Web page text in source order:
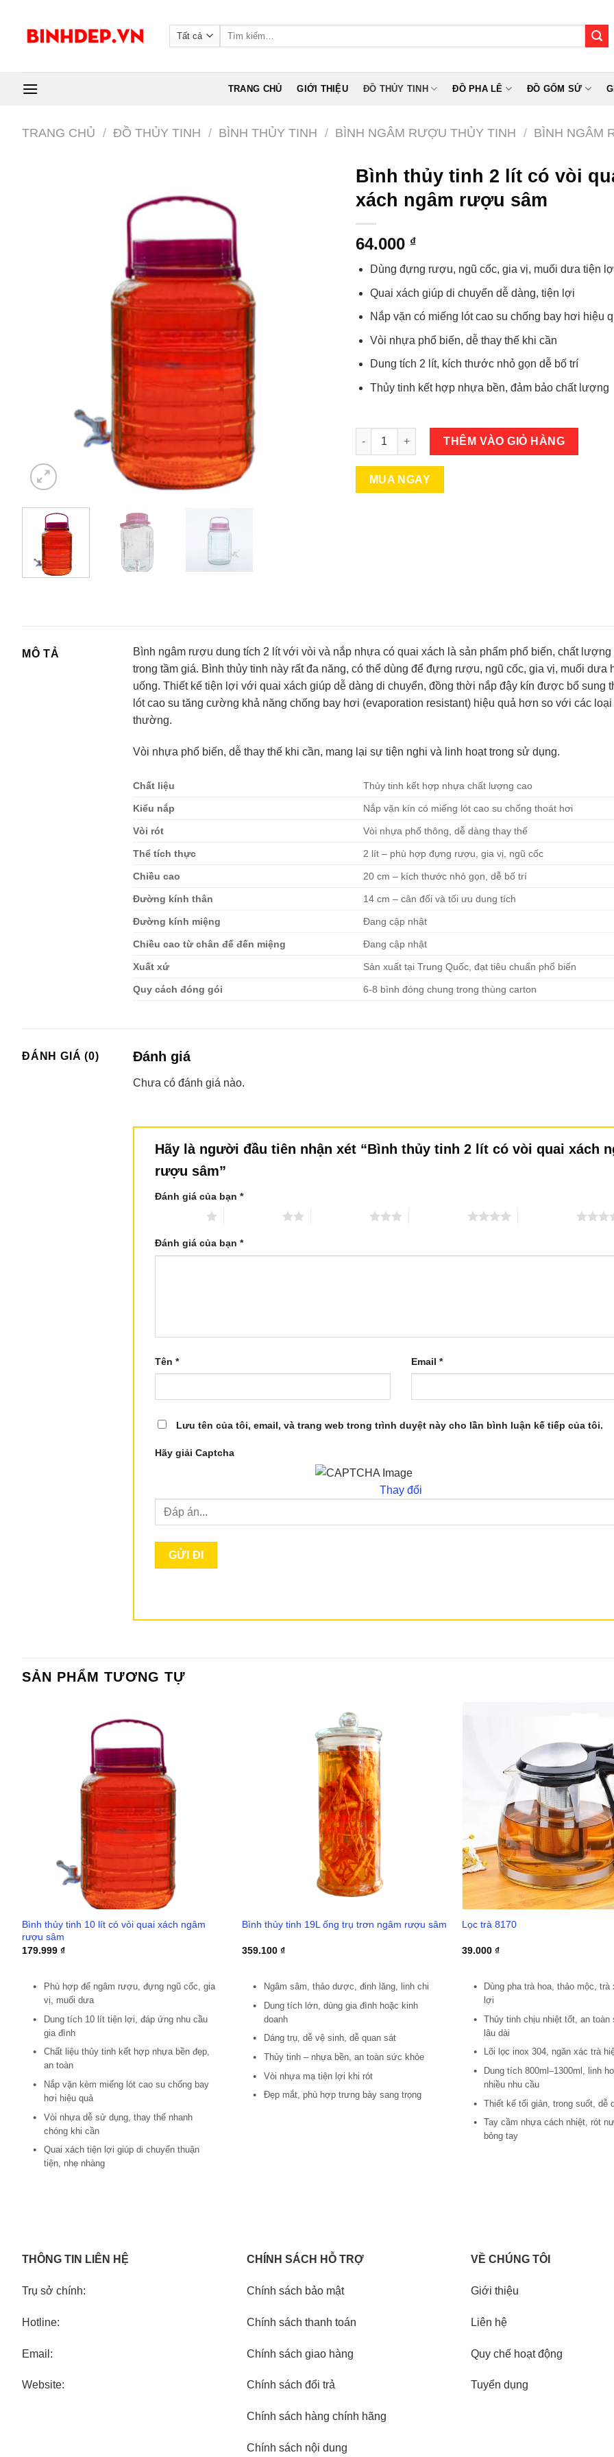
content
Tìm
TRANG CHỦ GIỚI THIỆU ĐỒ THỦY TINH ĐỒ PHA LÊ ĐỒ GỐM SỨ
TRANG CHỦ / ĐỒ THỦY TINH / BÌNH THỦY TINH / BÌNH NGÂM RƯỢU THỦY TINH / BÌNH NGÂM
Bình thủy tinh 2 lít có vòi
xách ngâm rượu sâm
64.000 ₫
Dùng đựng rượu, ngũ cốc, gia vị, muối dưa tiện
Quai xách giúp di chuyển dễ dàng, tiện lợi
Nắp vặn có miếng lót cao su chống bay hơi hiệu
Vòi nhựa phổ biến, dễ thay thế khi cần
Dung tích 2 lít, kích thước nhỏ gọn dễ bố trí
Thủy tinh kết hợp nhựa bền, đảm bảo chất lượng
Bình thủy tinh 2 lít có vòi quai xách ngâm rượu sâm
THÊM VÀO GIỎ HÀNG
MUA NGAY
MÔ TẢ
Bình ngâm rượu dung tích 2 lít với vòi và nắp nhựa có quai xách là sản phẩm phổ biến, chất lượng
trong tầm giá. Bình thủy tinh này rất đa năng, có thể dùng để đựng rượu, ngũ cốc, gia vị, muối dưa
uống. Thiết kế tiện lợi với quai xách giúp dễ dàng di chuyển, đồng thời nắp đậy kín được bổ sung
lót cao su tăng cường khả năng chống bay hơi (evaporation resistant) hiệu quả hơn so với các
thường.
Vòi nhựa phổ biến, dễ thay thế khi cần, mang lại sự tiện nghi và linh hoạt trong sử dụng.
Chất liệu Thủy tinh kết hợp nhựa chất lượng cao
Kiểu nắp Nắp vặn kín có miếng lót cao su chống thoát hơi
Vòi rót Vòi nhựa phổ thông, dễ dàng thay thế
Thể tích thực 2 lít – phù hợp đựng rượu, gia vị, ngũ cốc
Chiều cao 20 cm – kích thước nhỏ gọn, dễ bố trí
Đường kính thân 14 cm – cân đối và tối ưu dung tích
Đường kính miệng Đang cập nhật
Chiều cao từ chân đế đến miệng Đang cập nhật
Xuất xứ Sản xuất tại Trung Quốc, đạt tiêu chuẩn phổ biến
Quy cách đóng gói 6-8 bình đóng chung trong thùng carton
ĐÁNH GIÁ (0) Đánh giá
Chưa có đánh giá nào.
Hãy là người đầu tiên nhận xét “Bình thủy tinh 2 lít có vòi quai xách
rượu sâm”
Đánh giá của bạn*
Đánh giá của bạn*
Tên* Email*
Lưu tên của tôi, email, và trang web trong trình duyệt này cho lần bình luận kế tiếp của tôi.
Hãy giải Captcha
Thay đổi
SẢN PHẨM TƯƠNG TỰ
Bình thủy tinh 10 lít có vòi quai xách ngâm
rượu sâm
179.999 ₫
Phù hợp để ngâm rượu, đựng ngũ cốc, gia
vị, muối dưa
Dung tích 10 lít tiện lợi, đáp ứng nhu cầu
gia đình
Chất liệu thủy tinh kết hợp nhựa bền đẹp,
an toàn
Nắp vặn kèm miếng lót cao su chống bay
hơi hiệu quả
Vòi nhựa dễ sử dụng, thay thế nhanh
chóng khi cần
Quai xách tiện lợi giúp di chuyển thuận
tiện, nhẹ nhàng
Bình thủy tinh 19L ống trụ trơn ngâm rượu sâm
359.100₫
Ngâm sâm, thảo dược, đinh lăng, linh chi
Dung tích lớn, dùng gia đình hoặc kinh
doanh
Dáng trụ, dễ vệ sinh, dễ quan sát
Thủy tinh – nhựa bền, an toàn sức khỏe
Vòi nhựa mạ tiện lợi khi rót
Đẹp mắt, phù hợp trưng bày sang trọng
Lọc trà 8170
39.000₫
Dùng pha trà hoa, thảo mộc, trà
lợi
Thủy tinh chịu nhiệt tốt, an toàn
lâu dài
Lõi lọc inox 304, ngăn xác trà
Dung tích 800ml–1300ml, linh
nhiều nhu cầu
Thiết kế tối giản, trong suốt, dễ
Tay cầm nhựa cách nhiệt, rót
bỏng tay
THÔNG TIN LIÊN HỆ
Trụ sở chính:
Hotline:
Email:
Website:
CHÍNH SÁCH HỖ TRỢ
Chính sách bảo mật
Chính sách thanh toán
Chính sách giao hàng
Chính sách đổi trả
Chính sách hàng chính hãng
Chính sách nội dung
VỀ CHÚNG TÔI
Giới thiệu
Liên hệ
Quy chế hoạt động
Tuyển dụng